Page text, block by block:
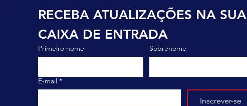
RECEBA ATUALIZAÇÕES NA SUA
CAIXA DE ENTRADA
Primeiro nome Sobrenome
E-mail *
Inscrever-se